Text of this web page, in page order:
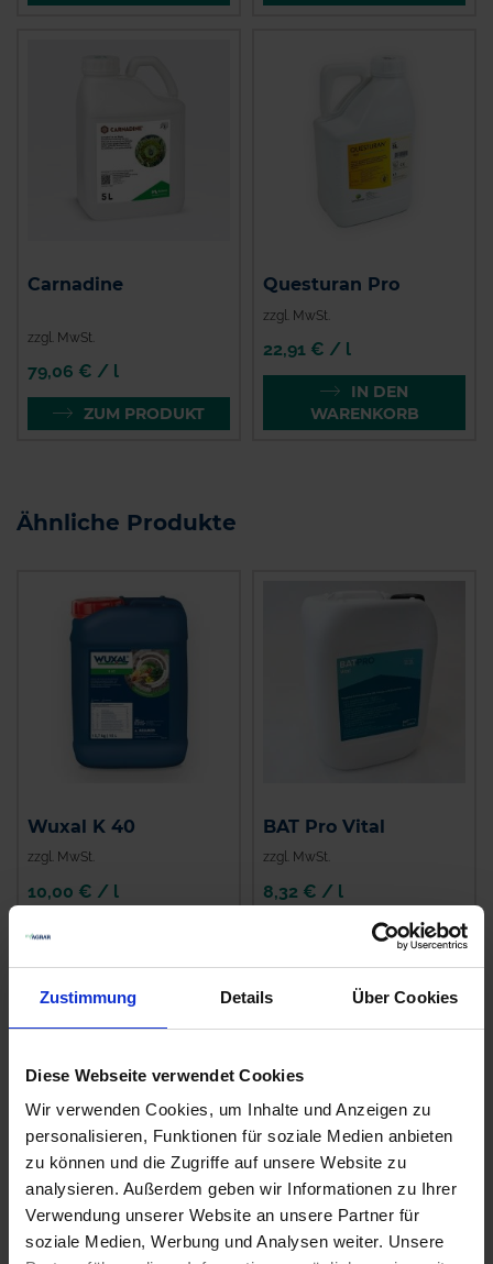
Zustimmung Details Über Cookies
Diese Webseite verwendet Cookies
Wir verwenden Cookies, um Inhalte und Anzeigen zu
personalisieren, Funktionen für soziale Medien anbieten
zu können und die Zugriffe auf unsere Website zu
analysieren. Außerdem geben wir Informationen zu Ihrer
Verwendung unserer Website an unsere Partner für
soziale Medien, Werbung und Analysen weiter. Unsere
Carnadine
zzgl. MwSt.
79,06 € / l
ZUM PRODUKT
Questuran Pro
zzgl. MwSt.
22,91 € / l
IN DEN
WARENKORB
Ähnliche Produkte
Wuxal K 40
zzgl. MwSt.
10,00 € / l
BAT Pro Vital
zzgl. MwSt.
8,32 € / l
IN DEN
WARENKORB
BAT Pro
BAT Pro Phosphor